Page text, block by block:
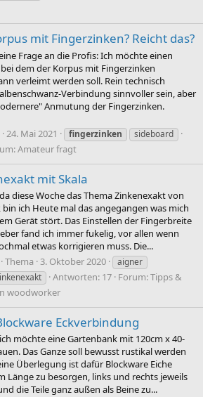
mit Fingerzinken? Reicht das?
Frage an die Profis: Ich möchte einen
dem der Korpus mit Fingerzinken
verleimt werden soll. Rein technisch
Verbindung sinnvoller sein, aber
Anmutung der Fingerzinken.
24. Mai 2021 fingerzinken sideboard
Amateur fragt
mit Skala
diese Woche das Thema Zinkenexakt von
ich Heute mal das angegangen was mich
Gerät stört. Das Einstellen der Fingerbreite
fand ich immer fukelig, vor allen wenn
etwas korrigieren muss. Die...
Thema 3. Oktober 2020
aigner
Antworten: 17 Forum:Tipps &
woodworker
Eckverbindung
möchte eine Gartenbank mit 120cm x 40-
Das Ganze soll bewusst rustikal werden
Überlegung ist dafür Blockware Eiche
Länge zu besorgen, links und rechts jeweils
die Teile ganz außen als Beine zu...